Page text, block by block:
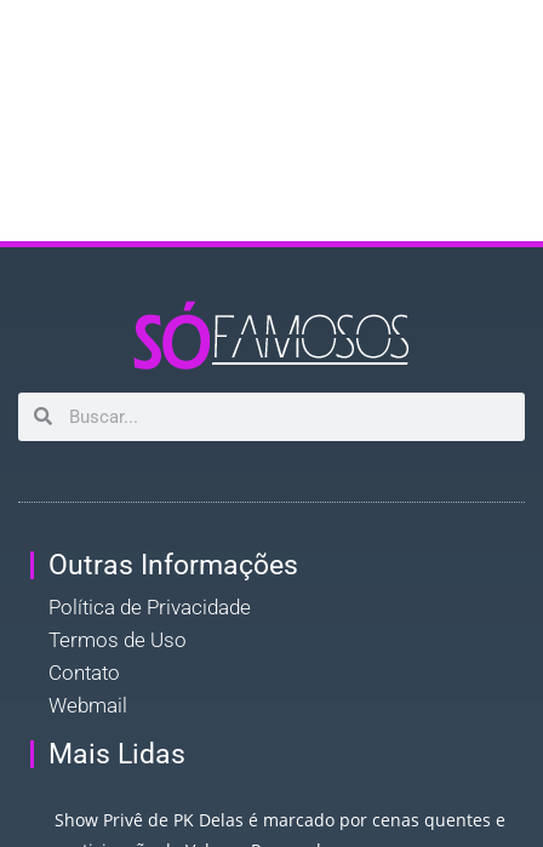
Outras Informações
Política de Privacidade
Termos de Uso
Contato
Webmail
Mais Lidas
Show Privê de PK Delas é marcado por cenas quentes e